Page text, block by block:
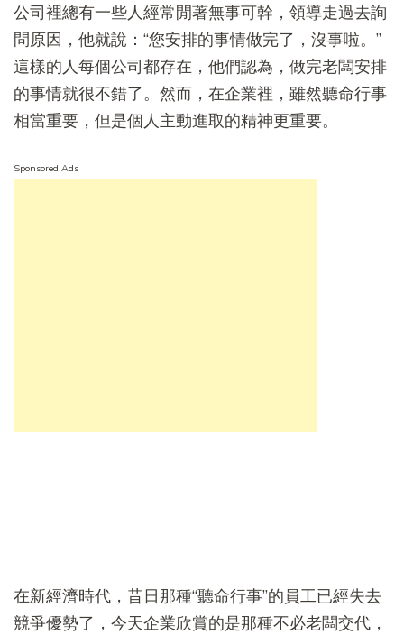
公司裡總有一些人經常閒著無事可幹，領導走過去詢
問原因，他就說：“您安排的事情做完了，沒事啦。”
這樣的人每個公司都存在，他們認為，做完老闆安排
的事情就很不錯了。然而，在企業裡，雖然聽命行事
相當重要，但是個人主動進取的精神更重要。
Sponsored Ads
在新經濟時代，昔日那種“聽命行事”的員工已經失去
競爭優勢了，今天企業欣賞的是那種不必老闆交代，